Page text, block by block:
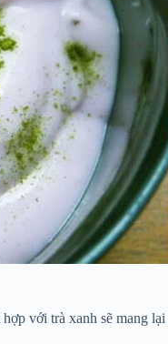
với trà xanh sẽ mang lại